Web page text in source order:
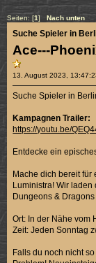
Seiten: [1] Nach unten
Ace---
13. August 2023,
Suche Spieler in
Suche Spieler in
Kampagnen Trailer:
https://youtu.be/
Entdecke ein
Mache dich bereit für
Luministra! Wir
Dungeons &
Ort: In der Nähe vom
Zeit: Jeden Sonntag
Falls du noch nicht